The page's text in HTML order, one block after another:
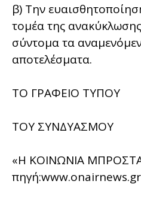
β) Την
τομέα της
σύντομα τα
αποτελέσματα.
ΤΟ ΓΡΑΦΕΙΟ ΤΥΠΟΥ
ΤΟΥ ΣΥΝΔΥΑΣΜΟΥ
«Η ΚΟΙΝΩΝΙΑ
πηγή:www.onairnews.gr